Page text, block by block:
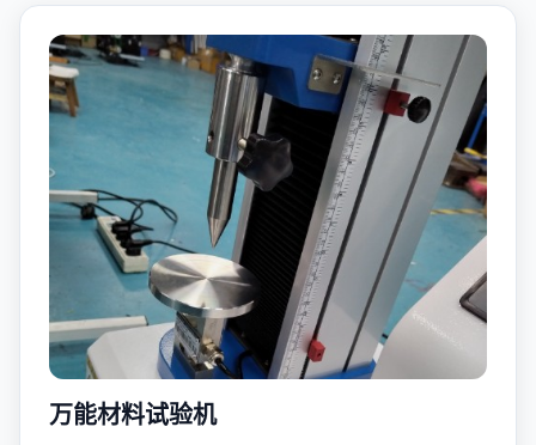
万能材料试验机